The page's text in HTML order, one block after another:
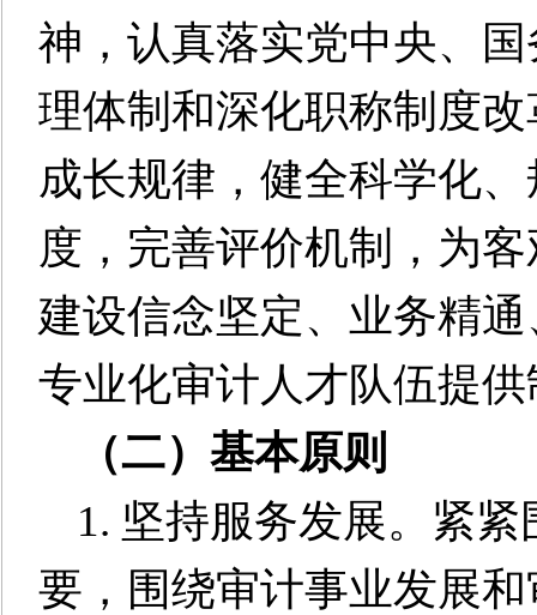
神，认真落实党中央、
理体制和深化职称制度
成长规律，健全科学化
度，完善评价机制，为
建设信念坚定、业务精
专业化审计人才队伍提
（二）基本原则
1. 坚持服务发展。紧
要，围绕审计事业发展